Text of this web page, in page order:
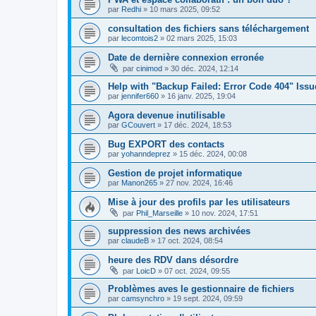
par Redhi » 10 mars 2025, 09:52
consultation des fichiers sans téléchargement
par lecomtois2 » 02 mars 2025, 15:03
Date de dernière connexion erronée
par cinimod » 30 déc. 2024, 12:14
Help with "Backup Failed: Error Code 404"
par jennifer660 » 16 janv. 2025, 19:04
Agora devenue inutilisable
par GCouvert » 17 déc. 2024, 18:53
Bug EXPORT des contacts
par yohanndeprez » 15 déc. 2024, 00:08
Gestion de projet informatique
par Manon265 » 27 nov. 2024, 16:46
Mise à jour des profils par les utilisateurs
par Phil_Marseille » 10 nov. 2024, 17:51
suppression des news archivées
par claudeB » 17 oct. 2024, 08:54
heure des RDV dans désordre
par LoicD » 07 oct. 2024, 09:55
Problèmes aves le gestionnaire de fichiers
par camsynchro » 19 sept. 2024, 09:59